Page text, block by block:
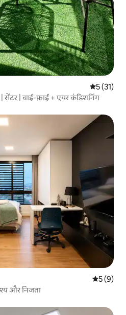
औसत रेटिंग
5 (31)
सेंटर | वाई-फ़ाई + एयर कंडिशनिंग
औसत रेटिंग
5 (9)
और निजता